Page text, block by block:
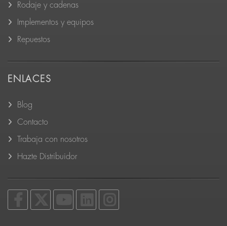
Rodaje y cadenas
Implementos y equipos
Repuestos
ENLACES
Blog
Contacto
Trabaja con nosotros
Hazte Distribuidor